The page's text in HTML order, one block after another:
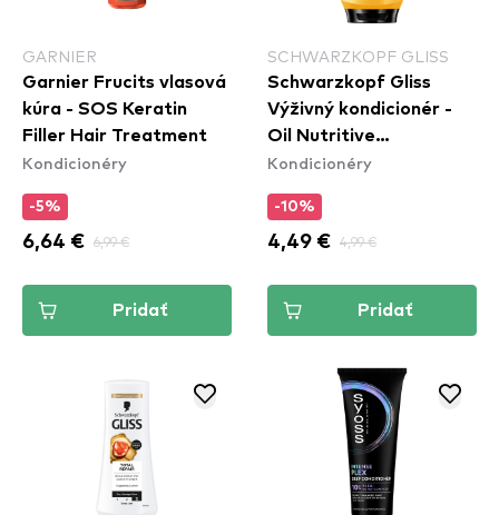
GARNIER
Garnier Frucits vlasová
kúra - SOS Keratin
Filler Hair Treatment
Kondicionéry
-5%
6,64 € 6,99 €
Pridať
SCHWARZKOPF GLISS
Schwarzkopf Gliss
Výživný kondicionér -
Oil Nutritive
Conditioner
Kondicionéry
-10%
4,49 € 4,99 €
Pridať